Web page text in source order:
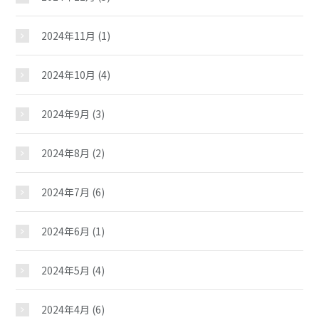
諸江児童館
おしらせ
じどうかんだより
イベント
スケジュール
2024年11月 (1)
2024年10月 (4)
2024年9月 (3)
2024年8月 (2)
2024年7月 (6)
2024年6月 (1)
2024年5月 (4)
2024年4月 (6)